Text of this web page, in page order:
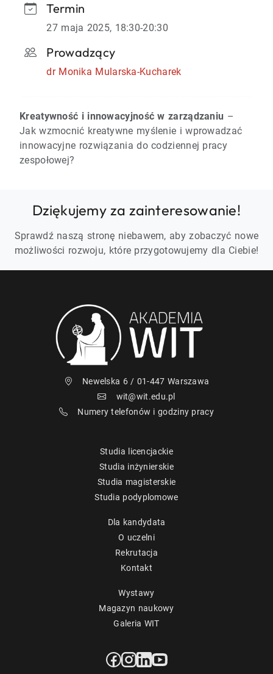
Termin
27 maja 2025, 18:30-20:30
Prowadzący
dr Monika Mularska-Kucharek
Kreatywność i innowacyjność w zarządzaniu –
Jak wzmocnić kreatywne myślenie i wprowadzać
innowacyjne rozwiązania do codziennej pracy
zespołowej?
Dziękujemy za zainteresowanie!
Sprawdź naszą stronę niebawem, aby zobaczyć nowe
możliwości rozwoju, które przygotowujemy dla Ciebie!
Newelska 6 / 01-447 Warszawa
wit@wit.edu.pl
Numery telefonów i godziny pracy
Studia licencjackie
Studia inżynierskie
Studia magisterskie
Studia podyplomowe
Dla kandydata
O uczelni
Rekrutacja
Kontakt
Wystawy
Magazyn naukowy
Galeria WIT